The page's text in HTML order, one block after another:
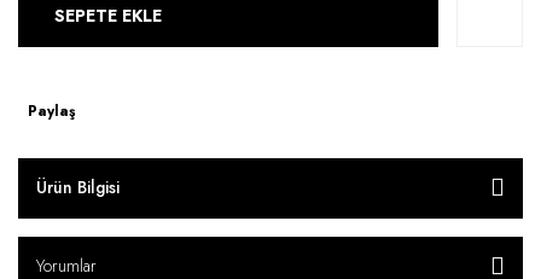
SEPETE EKLE
Paylaş
Ürün Bilgisi
Yorumlar